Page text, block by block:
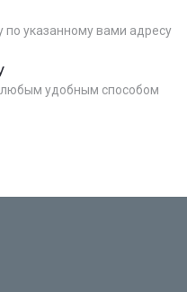
указанному вами адресу
любым удобным способом